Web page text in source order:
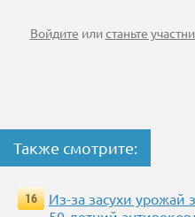
Войдите илистаньте
Также смотрите:
16
Из-за засухи